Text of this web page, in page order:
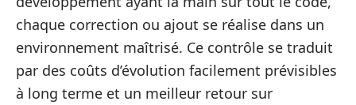
chaque correction ou ajout se réalise dans un
environnement maîtrisé. Ce contrôle se traduit
par des coûts d’évolution facilement prévisibles
à long terme et un meilleur retour sur